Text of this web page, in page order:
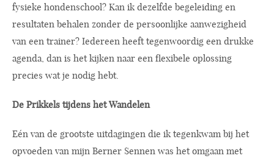
fysieke hondenschool? Kan ik dezelfde begeleiding en
resultaten behalen zonder de persoonlijke aanwezigheid
van een trainer? Iedereen heeft tegenwoordig een drukke
agenda, dan is het kijken naar een flexibele oplossing
precies wat je nodig hebt.
De Prikkels tijdens het Wandelen
Eén van de grootste uitdagingen die ik tegenkwam bij het
opvoeden van mijn Berner Sennen was het omgaan met